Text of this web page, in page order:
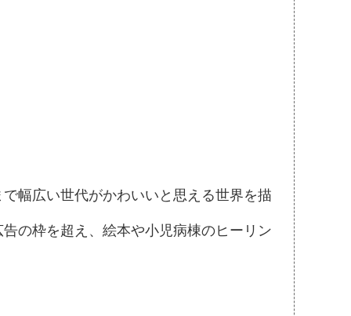
幅広い世代がかわいいと思える世界を描
の枠を超え、絵本や小児病棟のヒーリン